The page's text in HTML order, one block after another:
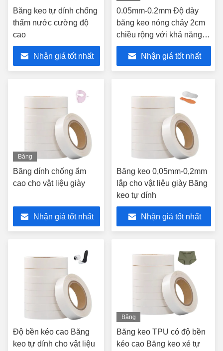
Băng keo tự dính chống
thấm nước cường độ
cao
Nhận giá tốt nhất
hình
0.05mm-0.2mm Độ dày
băng keo nóng chảy 2cm
chiều rộng với khả năng
chống nhiệt độ cao
Nhận giá tốt nhất
Băng
hình
Băng dính chống ẩm
cao cho vật liệu giày
Nhận giá tốt nhất
Băng keo 0,05mm-0,2mm
lắp cho vật liệu giày Băng
keo tự dính
Nhận giá tốt nhất
Độ bền kéo cao Băng
keo tự dính cho vật liệu
Băng
hình
Băng keo TPU có độ bền
kéo cao Băng keo xé tự